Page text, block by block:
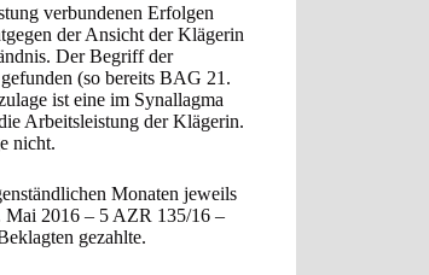
verbundenen Erfolgen
der Ansicht der Klägerin
Der Begriff der
(so bereits BAG 21.
ist eine im Synallagma
Arbeitsleistung der Klägerin.
nicht.
Monaten jeweils
Mai 2016 – 5 AZR 135/16 –
gezahlte.